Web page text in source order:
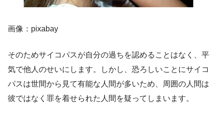
画像：pixabay
そのためサイコパスが自分の過ちを認めることはなく、平
気で他人のせいにします。しかし、恐ろしいことにサイコ
パスは世間から見て有能な人間が多いため、周囲の人間は
彼ではなく罪を着せられた人間を疑ってしまいます。